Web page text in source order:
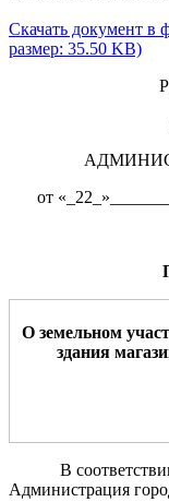
Скачать документ в
размер: 35.50 KB)
от
О земельном
здания
В
Администрация